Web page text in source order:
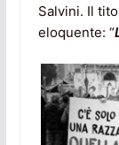
Salvini. Il
eloquente: “